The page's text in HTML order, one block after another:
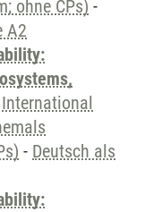
ohne CPs) -
A2
International
- Deutsch als